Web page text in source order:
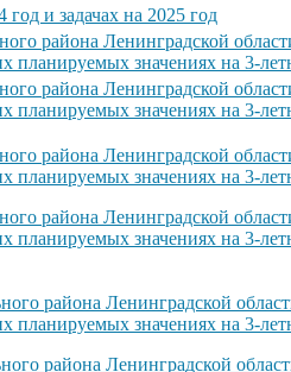
и задачах на 2025 год
района Ленинградской
планируемых значениях на 3-
района Ленинградской
планируемых значениях на 3-
района Ленинградской
планируемых значениях на 3-
района Ленинградской
планируемых значениях на 3-
района Ленинградской
планируемых значениях на 3-
района Ленинградской